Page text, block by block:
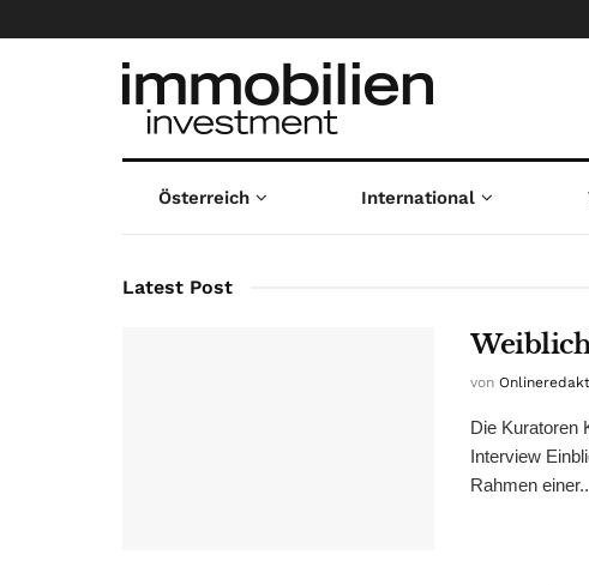
immobilien
Österreich International
Latest Post
von
Die Kuratoren
Interview
Rahmen